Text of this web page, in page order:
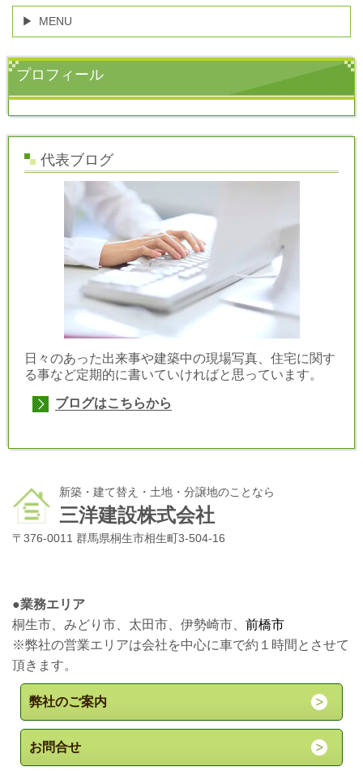
MENU
プロフィール
代表ブログ
日々のあった出来事や建築中の現場写真、住宅に関す
る事など定期的に書いていければと思っています。
ブログはこちらから
新築・建て替え・土地・分譲地のことなら
三洋建設株式会社
〒376-0011 群馬県桐生市相生町3-504-16
●業務エリア
桐生市、みどり市、太田市、伊勢崎市、 前橋市
※弊社の営業エリアは会社を中心に車で約１時間とさせて
頂きます。
弊社のご案内
お問合せ